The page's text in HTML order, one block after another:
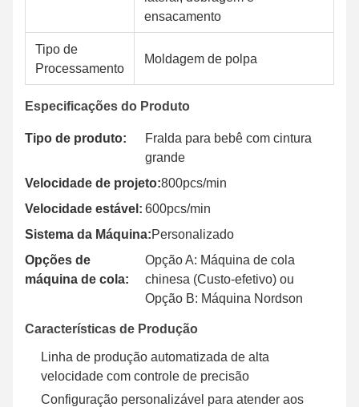
ensacamento
Tipo de
Processamento
Moldagem de polpa
Especificações do Produto
Tipo de produto:
Fralda para bebê com cintura
grande
Velocidade de projeto:800pcs/min
Velocidade estável: 600pcs/min
Sistema da Máquina:Personalizado
Opções de
máquina de cola:
Opção A: Máquina de cola
chinesa (Custo-efetivo) ou
Opção B: Máquina Nordson
Características de Produção
Linha de produção automatizada de alta
velocidade com controle de precisão
Configuração personalizável para atender aos